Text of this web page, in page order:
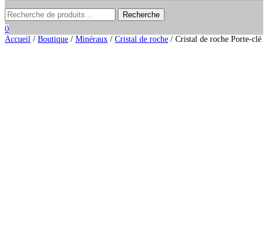
0
Accueil / Boutique / Minéraux / Cristal de roche / Cristal de roche Porte-clé